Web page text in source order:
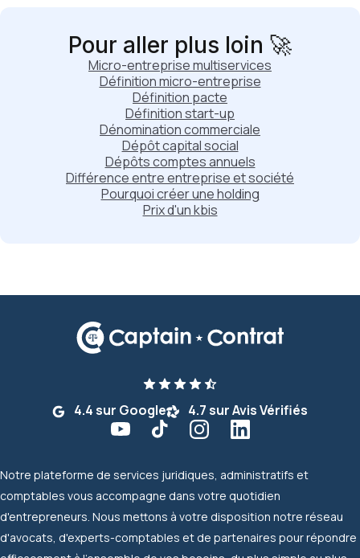
Pour aller plus loin 🚀
Micro-entreprise multiservices
Définition micro-entreprise
Définition pacte
Définition start-up
Dénomination commerciale
Dépôt capital social
Dépôts comptes annuels
Différence entre entreprise et société
Pourquoi créer une holding
Prix d'un kbis
4.4 sur Google 4.7 sur Avis Vérifiés
Notre plateforme de services juridiques, administratifs et
comptables vous accompagne dans votre quotidien
d'entrepreneurs. Nous mettons à votre disposition notre réseau
d'avocats, d'experts-comptables et de partenaires pour répondre